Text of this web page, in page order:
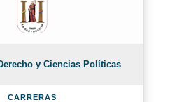
y Ciencias Políticas
CARRERAS